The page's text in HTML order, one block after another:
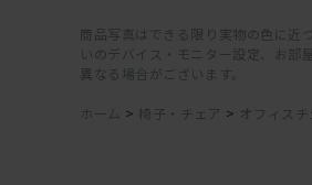
商品写真はできる限り実物の色に近
いのデバイス・モニター設定、お部
異なる場合がございます。
ホーム > 椅子・チェア > オフィス